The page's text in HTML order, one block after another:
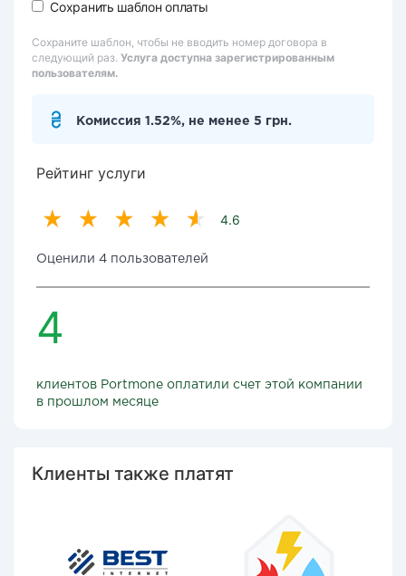
Сохранить шаблон оплаты
Сохраните шаблон, чтобы не вводить номер договора в
следующий раз. Услуга доступна зарегистрированным
пользователям.
Комиссия 1.52%, не менее 5 грн.
Рейтинг услуги
4.6
Оценили 4 пользователей
4
клиентов Portmone оплатили счет этой компании
в прошлом месяце
Клиенты также платят